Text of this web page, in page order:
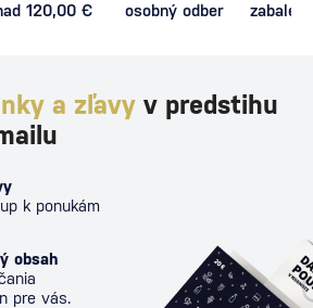
120,00 €
osobný odber
a zľavy v predstihu
k ponukám
obsah
pre vás.